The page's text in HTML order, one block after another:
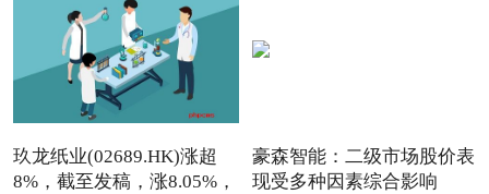
玖龙纸业(02689.HK)涨超
8%，截至发稿，涨8.05%，
豪森智能：二级市场股价表
现受多种因素综合影响